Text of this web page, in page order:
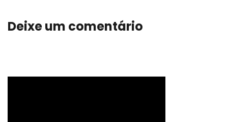
Deixe um comentário